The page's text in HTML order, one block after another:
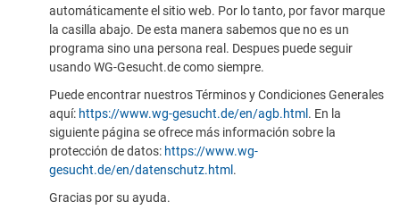
automáticamente el sitio web. Por lo tanto, por favor marque
la casilla abajo. De esta manera sabemos que no es un
programa sino una persona real. Despues puede seguir
usando WG-Gesucht.de como siempre.
Puede encontrar nuestros Términos y Condiciones Generales
aquí: https://www.wg-gesucht.de/en/agb.html . En la
siguiente página se ofrece más información sobre la
protección de datos: https://www.wg-
gesucht.de/en/datenschutz.html .
Gracias por su ayuda.